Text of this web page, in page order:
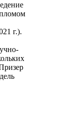
г.).